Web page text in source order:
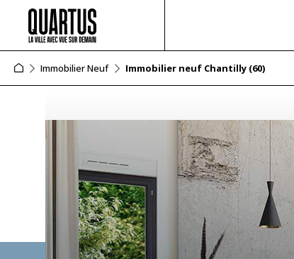
Immobilier Neuf Immobilier neuf Chantilly (60)